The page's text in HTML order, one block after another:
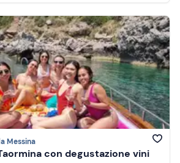
Messina
con degustazione vini